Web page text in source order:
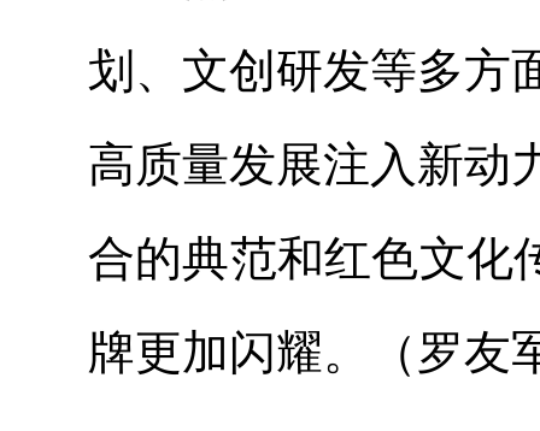
划、文创研发等多方
高质量发展注入新动
合的典范和红色文化
牌更加闪耀。（罗友